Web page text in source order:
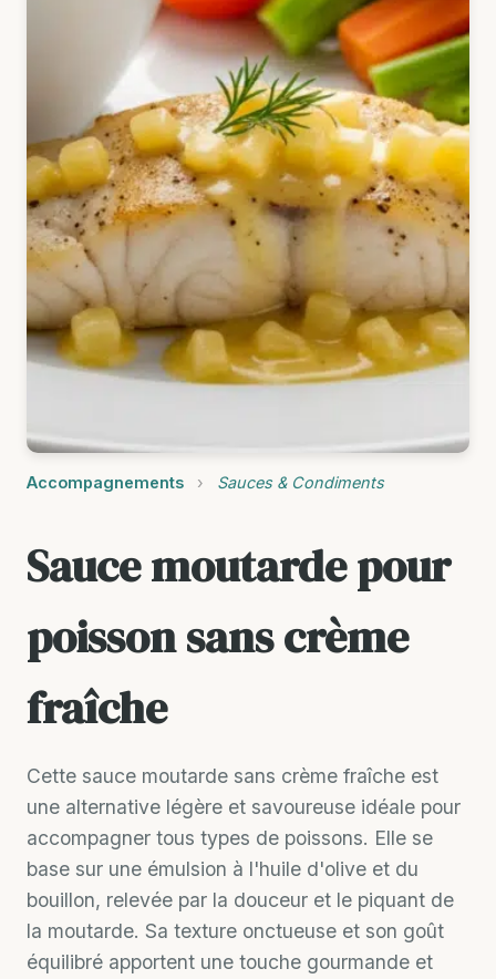
Accompagnements › Sauces & Condiments
Sauce moutarde pour
poisson sans crème
fraîche
Cette sauce moutarde sans crème fraîche est
une alternative légère et savoureuse idéale pour
accompagner tous types de poissons. Elle se
base sur une émulsion à l'huile d'olive et du
bouillon, relevée par la douceur et le piquant de
la moutarde. Sa texture onctueuse et son goût
équilibré apportent une touche gourmande et